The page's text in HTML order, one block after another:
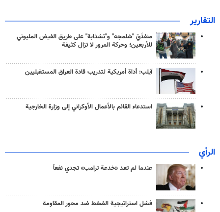
التقارير
منفذَيّ "شلمجه" و"تشذابة" على طريق الفيض المليوني
للأربعين؛ وحركة المرور لا تزال كثيفة
آيلب: أداة أمريكية لتدريب قادة العراق المستقبليين
استدعاء القائم بالأعمال الأوكراني إلى وزارة الخارجية
الرأي
عندما لم تعد «خدعة ترامب» تجدي نفعاً
فشل استراتيجية الضغط ضد محور المقاومة